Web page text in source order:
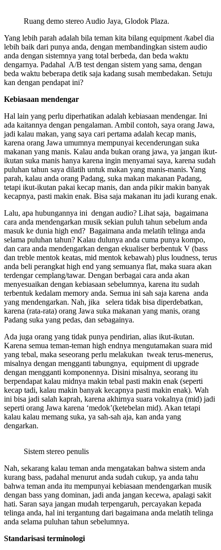
Ruang demo stereo Audio Jaya, Glodok Plaza.
Yang lebih parah adalah bila teman kita bilang equipment /kabel dia
lebih baik dari punya anda, dengan membandingkan sistem audio
anda dengan sistemnya yang total berbeda, dan beda waktu
dengarnya. Padahal A/B test dengan sistem yang sama, dengan
beda waktu beberapa detik saja kadang susah membedakan. Setuju
kan dengan pendapat ini?
Kebiasaan mendengar
Hal lain yang perlu diperhatikan adalah kebiasaan mendengar. Ini
ada kaitannya dengan pengalaman. Ambil contoh, saya orang Jawa,
jadi kalau makan, yang saya cari pertama adalah kecap manis,
karena orang Jawa umumnya mempunyai kecenderungan suka
makanan yang manis. Kalau anda bukan orang jawa, ya jangan ikut-
ikutan suka manis hanya karena ingin menyamai saya, karena sudah
puluhan tahun saya dilatih untuk makan yang manis-manis. Yang
parah, kalau anda orang Padang, suka makan makanan Padang,
tetapi ikut-ikutan pakai kecap manis, dan anda pikir makin banyak
kecapnya, pasti makin enak. Bisa saja makanan itu jadi kurang enak.
Lalu, apa hubungannya ini dengan audio? Lihat saja, bagaimana
cara anda mendengarkan musik sekian puluh tahun sebelum anda
masuk ke dunia high end? Bagaimana anda melatih telinga anda
selama puluhan tahun? Kalau dulunya anda cuma punya kompo,
dan cara anda mendengarkan dengan ekualiser berbentuk V (bass
dan treble mentok keatas, mid mentok kebawah) plus loudness, terus
anda beli perangkat high end yang semuanya flat, maka suara akan
terdengar cemplang/tawar. Dengan berbagai cara anda akan
menyesuaikan dengan kebiasaan sebelumnya, karena itu sudah
terbentuk kedalam memory anda. Semua ini sah saja karena anda
yang mendengarkan. Nah, jika selera tidak bisa diperdebatkan,
karena (rata-rata) orang Jawa suka makanan yang manis, orang
Padang suka yang pedas, dan sebagainya.
Ada juga orang yang tidak punya pendirian, alias ikut-ikutan.
Karena semua teman-teman high endnya mengutamakan suara mid
yang tebal, maka seseorang perlu melakukan tweak terus-menerus,
misalnya dengan mengganti tabungnya, equipment di upgrade
dengan mengganti komponennya. Disini misalnya, seorang itu
berpendapat kalau midnya makin tebal pasti makin enak (seperti
kecap tadi, kalau makin banyak kecapnya pasti makin enak). Wah
ini bisa jadi salah kaprah, karena akhirnya suara vokalnya (mid) jadi
seperti orang Jawa karena ‘medok’(ketebelan mid). Akan tetapi
kalau kalau memang suka, ya sah-sah aja, kan anda yang
dengarkan.
Sistem stereo penulis
Nah, sekarang kalau teman anda mengatakan bahwa sistem anda
kurang bass, padahal menurut anda sudah cukup, ya anda tahu
bahwa teman anda itu mempunyai kebiasaan mendengarkan musik
dengan bass yang dominan, jadi anda jangan kecewa, apalagi sakit
hati. Saran saya jangan mudah terpengaruh, percayakan kepada
telinga anda, hal ini tergantung dari bagaimana anda melatih telinga
anda selama puluhan tahun sebelumnya.
Standarisasi terminologi